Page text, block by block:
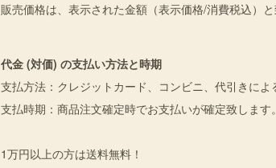
販売価格は、表示された金額（表示価格/消費税込）と
代金 (対価) の支払い方法と時期
支払方法：クレジットカード、コンビニ、代引きによ
支払時期：商品注文確定時でお支払いが確定致します。
1万円以上の方は送料無料！